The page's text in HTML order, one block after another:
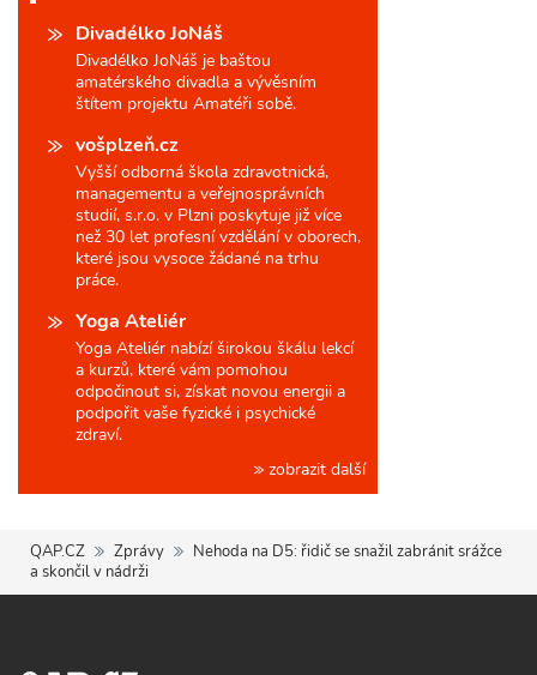
Divadélko JoNáš
Divadélko JoNáš je baštou
amatérského divadla a vývěsním
štítem projektu Amatéři sobě.
vošplzeň.cz
Vyšší odborná škola zdravotnická,
managementu a veřejnosprávních
studií, s.r.o. v Plzni poskytuje již více
než 30 let profesní vzdělání v oborech,
které jsou vysoce žádané na trhu
práce.
Yoga Ateliér
Yoga Ateliér nabízí širokou škálu lekcí
a kurzů, které vám pomohou
odpočinout si, získat novou energii a
podpořit vaše fyzické i psychické
zdraví.
zobrazit další
QAP.CZ Zprávy
Nehoda na D5: řidič se snažil zabránit srážce
a skončil v nádrži